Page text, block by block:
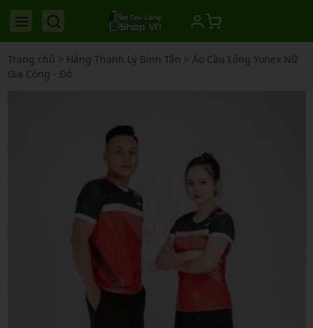
Trang chủ > Hàng Thanh Lý Bình Tân > Áo Cầu Lông Yonex Nữ
Gia Công - Đỏ